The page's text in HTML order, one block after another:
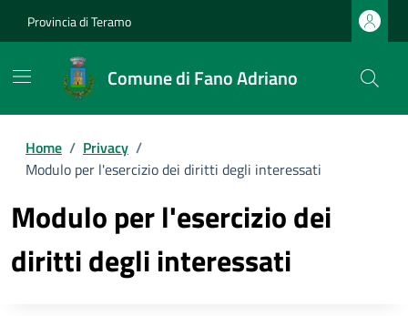
Provincia di Teramo
Comune di Fano Adriano
Home / Privacy /
Modulo per l'esercizio dei diritti degli interessati
Modulo per l'esercizio dei
diritti degli interessati